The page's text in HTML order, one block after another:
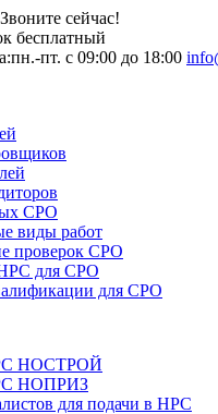
Звоните сейчас!
бесплатный
пн.-пт. с 09:00 до 18:00
СРО
виды работ
проверок СРО
для СРО
для СРО
НОСТРОЙ
НОПРИЗ
для подачи в НРС